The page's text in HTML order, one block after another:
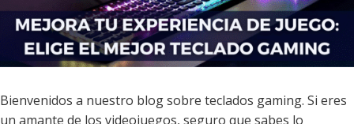
Bienvenidos a nuestro blog sobre teclados gaming. Si eres
un amante de los videojuegos, seguro que sabes lo